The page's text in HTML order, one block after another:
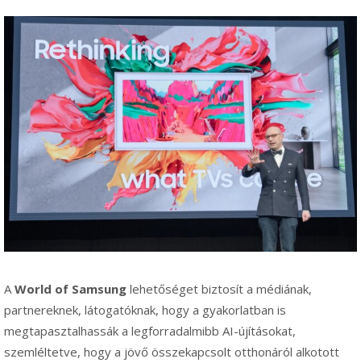
A World of Samsung lehetőséget biztosít a médiának,
partnereknek, látogatóknak, hogy a gyakorlatban is
megtapasztalhassák a legforradalmibb AI-újításokat,
szemléltetve, hogy a jövő összekapcsolt otthonáról alkotott